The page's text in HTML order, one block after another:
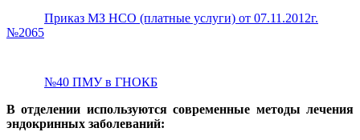
Приказ МЗ НСО (платные услуги) от 07.11.2012г.
№2065
№40 ПМУ в ГНОКБ
В отделении используются современные методы лечения
эндокринных заболеваний: